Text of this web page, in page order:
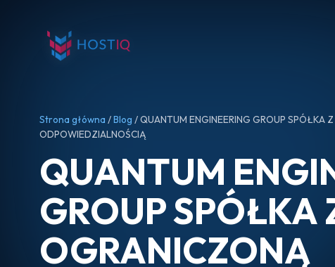
Strona główna /Blog / QUANTUM ENGINEERING GROUP SPÓŁKA
ODPOWIEDZIALNOŚCIĄ
QUANTUM
GROUP SPÓŁKA
OGRANICZONĄ